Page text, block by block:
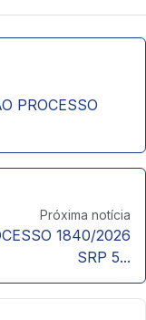
PROCESSO
Próxima notícia
1840/2026
SRP 5...